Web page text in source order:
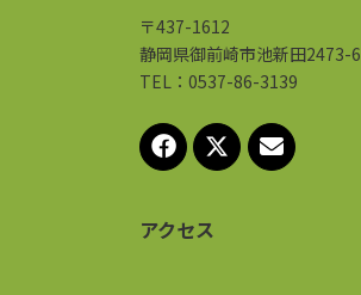
〒437-1612
静岡県御前崎市池新田2473-6
TEL：0537-86-3139
アクセス